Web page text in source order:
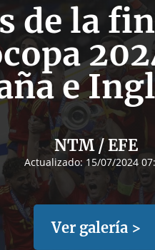
de la
e
NTM / EFE
Actualizado: 15/07/2024
Ver galería >